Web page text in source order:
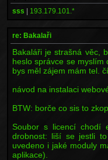
sss | 193.179.101.*
re: Bakalaři
Bakaláři je strašná věc,
heslo správce se
bys měl zájem mám tel.
návod na instalaci
BTW: borče co sis to
Soubor s licencí chodí
drobnost: liší se jestli
uvedeno i jaké moduly
aplikace).